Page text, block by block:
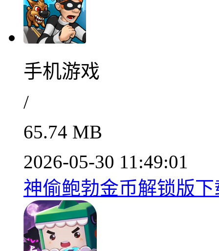
手机游戏
/
65.74 MB
2026-05-30 11:49:01
神偷鲍勃金币解锁版